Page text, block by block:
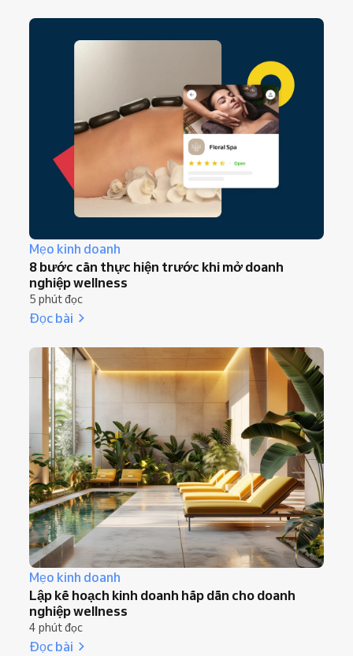
Mẹo kinh doanh
8 bước cần thực hiện trước khi mở doanh
nghiệp wellness
5 phút đọc
Đọc bài
Mẹo kinh doanh
Lập kế hoạch kinh doanh hấp dẫn cho doanh
nghiệp wellness
4 phút đọc
Đọc bài